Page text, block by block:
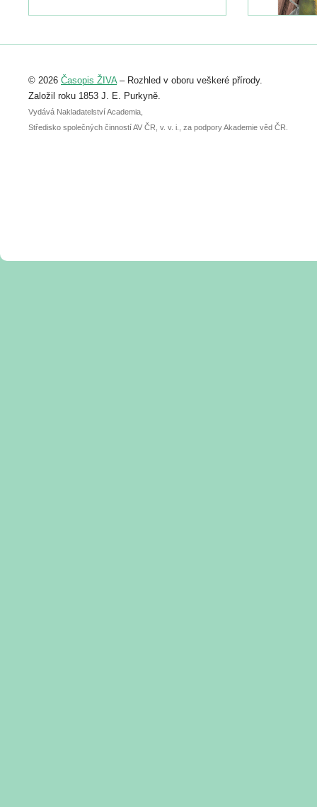
Registrovat se můžete do 6. září.
abstraktu přihlášené přednášky nebo
posteru je už 30. června.
© 2026 Časopis ŽIVA– Rozhled v oboru veškeré přírody.
Založil roku 1853 J. E. Purkyně.
Vydává Nakladatelství Academia,
Středisko společných činností AV ČR, v. v. i., za podpory Akademie věd ČR.